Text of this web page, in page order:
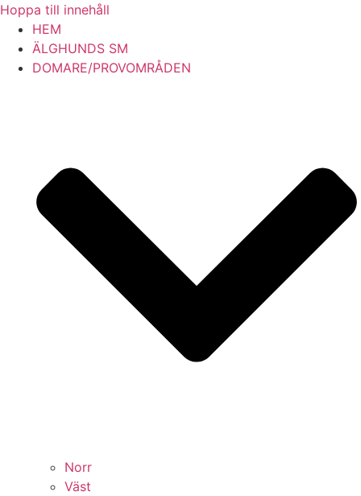
Hoppa till innehåll
HEM
ÄLGHUNDS SM
DOMARE/PROVOMRÅDEN
Norr
Väst